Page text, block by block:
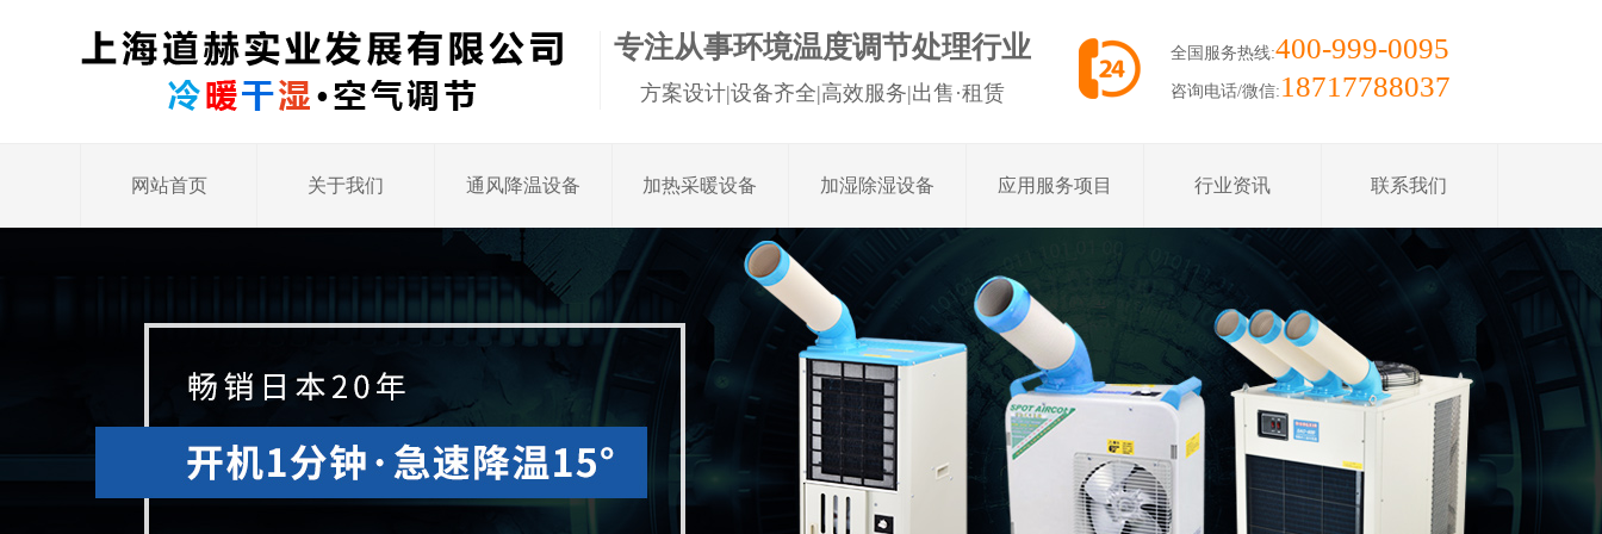
专注从事环境温度调节处理行业
方案设计|设备齐全|高效服务|出售·租赁
全国服务热线:400-999-0095
咨询电话/微信: 18717788037
网站首页 关于我们 通风降温设备 加热采暖设备 加湿除湿设备 应用服务项目 行业资讯 联系我们